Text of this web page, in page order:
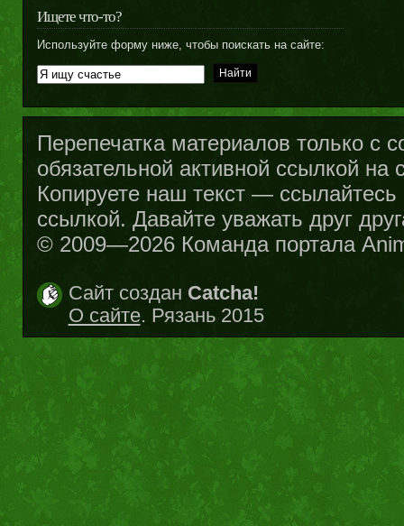
Ищете что-то?
Используйте форму ниже, чтобы поискать на сайте:
Перепечатка материалов только с
обязательной активной ссылкой на
Копируете наш текст —
ссылкой. Давайте уважать друг
© 2009—2026 Команда портала
Сайт создан Catcha!
О сайте. Рязань 2015